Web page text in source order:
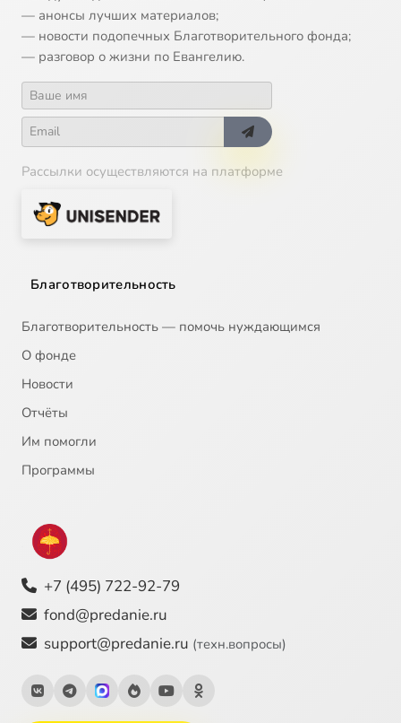
— анонсы лучших материалов;
— новости подопечных Благотворительного фонда;
— разговор о жизни по Евангелию.
Рассылки осуществляются на платформе
Благотворительность
Благотворительность — помочь нуждающимся
О фонде
Новости
Отчёты
Им помогли
Программы
+7 (495) 722-92-79
fond@predanie.ru
support@predanie.ru (техн.вопросы)